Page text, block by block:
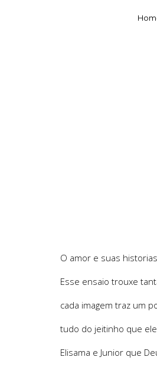
O amor e suas
Esse ensaio trouxe
cada imagem traz um
tudo do jeitinho que
Elisama e Junior que